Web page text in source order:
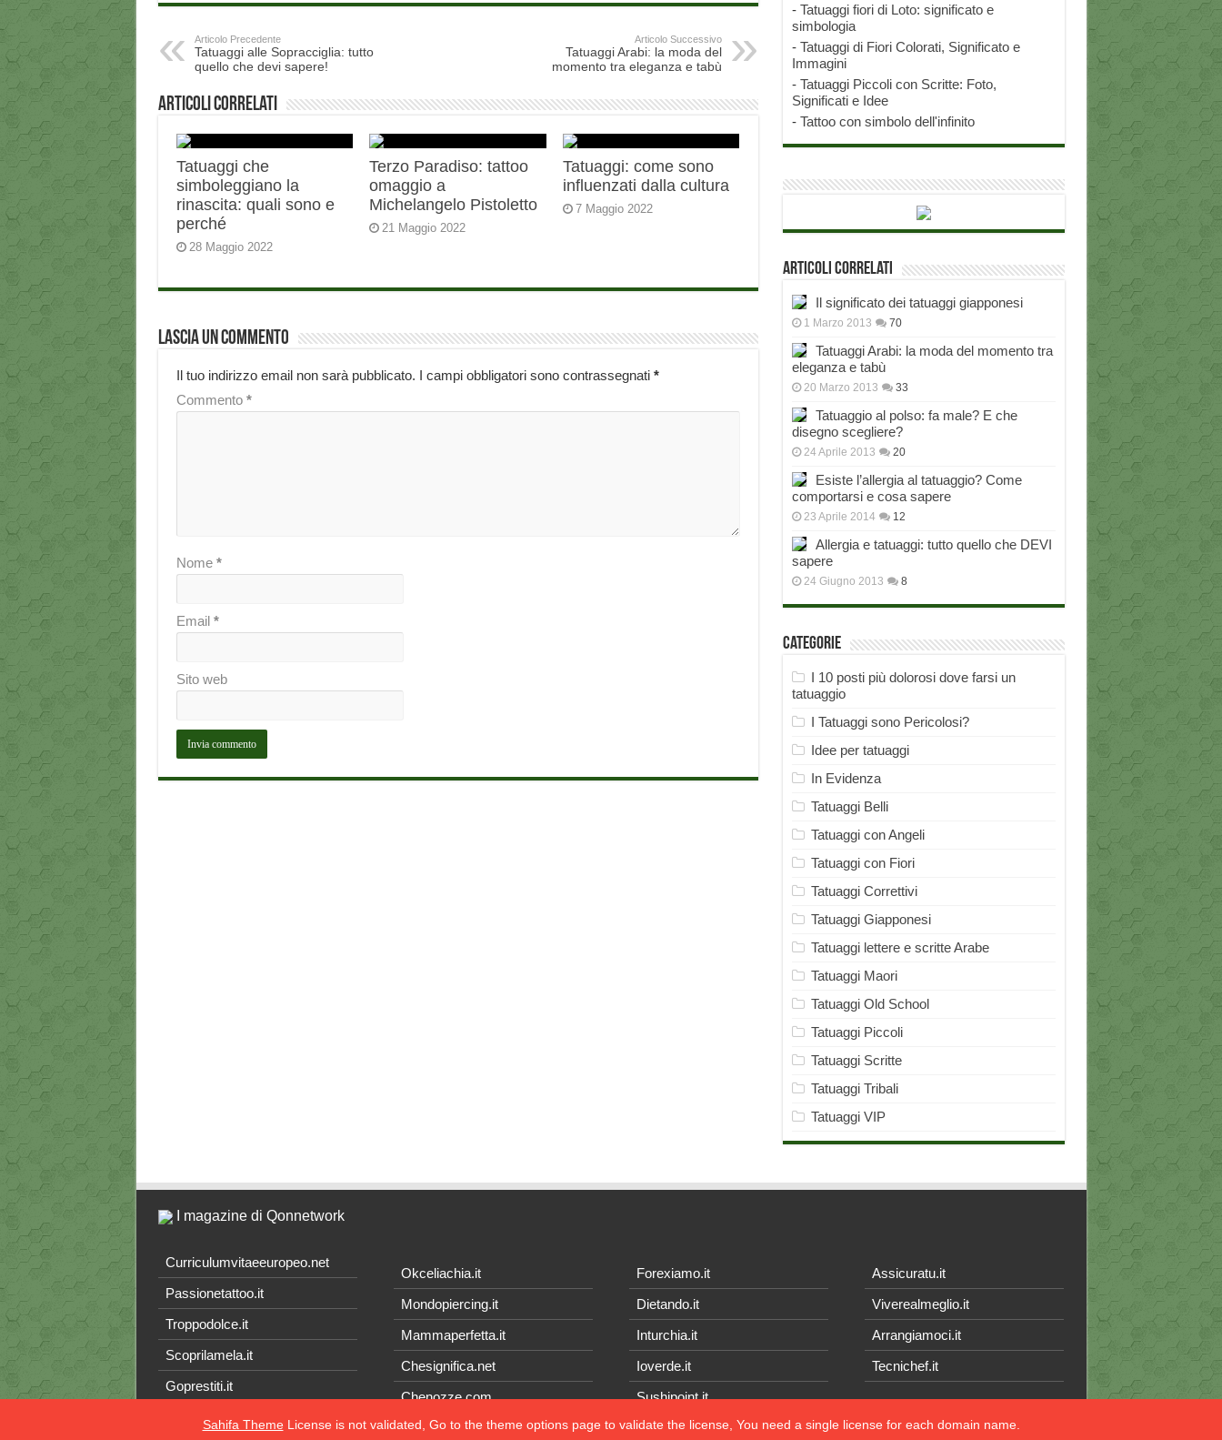
Articolo Precedente
Tatuaggi alle Sopracciglia: tutto
quello che devi sapere!
Articolo Successivo
Tatuaggi Arabi: la moda del
momento tra eleganza e tabù
Articoli correlati
Tatuaggi che
simboleggiano la
rinascita: quali sono e
perché
28 Maggio 2022
Terzo Paradiso: tattoo
omaggio a
Michelangelo Pistoletto
21 Maggio 2022
Tatuaggi: come sono
influenzati dalla cultura
7 Maggio 2022
Lascia un commento
Il tuo indirizzo email non sarà pubblicato. I campi obbligatori sono contrassegnati *
Commento *
Nome *
Email *
Sito web
- Tatuaggi fiori di Loto: significato e
simbologia
- Tatuaggi di Fiori Colorati, Significato e
Immagini
- Tatuaggi Piccoli con Scritte: Foto,
Significati e Idee
- Tattoo con simbolo dell'infinito
Articoli correlati
Il significato dei tatuaggi giapponesi
1 Marzo 2013 70
Tatuaggi Arabi: la moda del momento tra
eleganza e tabù
20 Marzo 2013 33
Tatuaggio al polso: fa male? E che
disegno scegliere?
24 Aprile 2013 20
Esiste l’allergia al tatuaggio? Come
comportarsi e cosa sapere
23 Aprile 2014 12
Allergia e tatuaggi: tutto quello che DEVI
sapere
24 Giugno 2013 8
Categorie
I 10 posti più dolorosi dove farsi un
tatuaggio
I Tatuaggi sono Pericolosi?
Idee per tatuaggi
In Evidenza
Tatuaggi Belli
Tatuaggi con Angeli
Tatuaggi con Fiori
Tatuaggi Correttivi
Tatuaggi Giapponesi
Tatuaggi lettere e scritte Arabe
Tatuaggi Maori
Tatuaggi Old School
Tatuaggi Piccoli
Tatuaggi Scritte
Tatuaggi Tribali
Tatuaggi VIP
I magazine di Qonnetwork
Curriculumvitaeeuropeo.net
Passionetattoo.it
Troppodolce.it
Scoprilamela.it
Goprestiti.it
Okceliachia.it
Mondopiercing.it
Mammaperfetta.it
Chesignifica.net
Chenozze.com
Forexiamo.it
Dietando.it
Inturchia.it
Ioverde.it
Sushipoint.it
Assicuratu.it
Viverealmeglio.it
Arrangiamoci.it
Tecnichef.it
Sahifa ThemeLicense is not validated, Go to the theme options page to validate the license, You need a single license for each domain name.